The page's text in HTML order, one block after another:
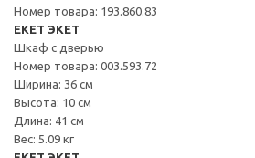
Номер товара: 193.860.83
EKET ЭКЕТ
Шкаф с дверью
Номер товара: 003.593.72
Ширина: 36 см
Высота: 10 см
Длина: 41 см
Вес: 5.09 кг